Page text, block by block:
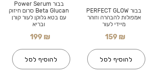
בבור Power Serum
Beta Glucan סרום חיזוק
עם בטא גלוקן לעור קורן
ובריא
199 ₪
להוסיף לסל
בבור PERFECT GLOW
אמפולות להבהרה וזוהר
מיידי לעור
159 ₪
להוסיף לסל